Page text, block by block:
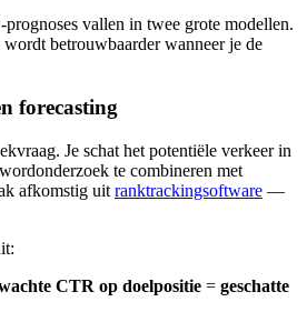
vallen in twee grote modellen.
betrouwbaarder wanneer je de
forecasting
Je schat het potentiële verkeer in
te combineren met
afkomstig uit ranktrackingsoftware —
CTR op doelpositie = geschatte